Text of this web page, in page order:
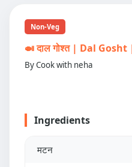
Non-Veg
🍛 दाल गोश्त | Dal
By Cook with neha
Ingredients
मटन